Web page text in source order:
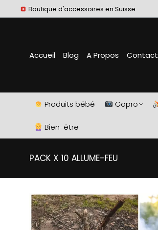
Boutique d'accessoires en Suisse
Accueil Blog A Propos Contact
Produits bébé Gopro
Bien-être
PACK X 10 ALLUME-FEU